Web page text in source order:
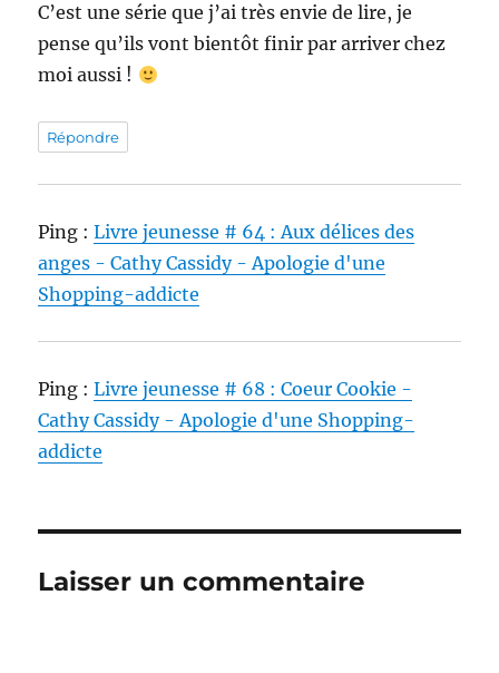
C’est une série que j’ai très envie de lire, je
pense qu’ils vont bientôt finir par arriver chez
moi aussi !
Répondre
Ping :Livre jeunesse # 64 : Aux délices des
anges - Cathy Cassidy - Apologie d'une
Shopping-addicte
Ping :Livre jeunesse # 68 : Coeur Cookie -
Cathy Cassidy - Apologie d'une Shopping-
addicte
Laisser un commentaire